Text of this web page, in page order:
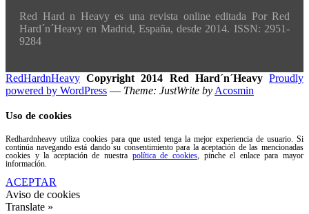
Red Hard n Heavy es una revista online editada Por Red
Hard´n´Heavy en Madrid, España, desde 2014. ISSN: 2951-
9284
RedHardnHeavy Copyright 2014 Red Hard´n´Heavy Proudly
powered by WordPress — Theme: JustWrite by Acosmin
Uso de cookies
Redhardnheavy utiliza cookies para que usted tenga la mejor experiencia de usuario. Si
continúa navegando está dando su consentimiento para la aceptación de las mencionadas
cookies y la aceptación de nuestra política de cookies, pinche el enlace para mayor
información.
ACEPTAR
Aviso de cookies
Translate »